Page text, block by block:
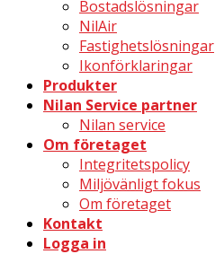
Bostadslösningar
NilAir
Fastighetslösningar
Ikonförklaringar
Produkter
Nilan Service partner
Nilan service
Om företaget
Integritetspolicy
Miljövänligt fokus
Om företaget
Kontakt
Logga in